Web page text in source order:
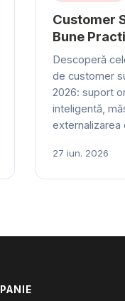
Customer
Bune
Descoperă
de customer
2026: suport
inteligentă,
27 iun. 2026